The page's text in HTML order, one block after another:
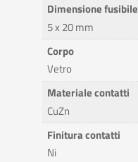
Dimensione fusibile
5 x 20 mm
Corpo
Vetro
Materiale contatti
CuZn
Finitura contatti
Ni